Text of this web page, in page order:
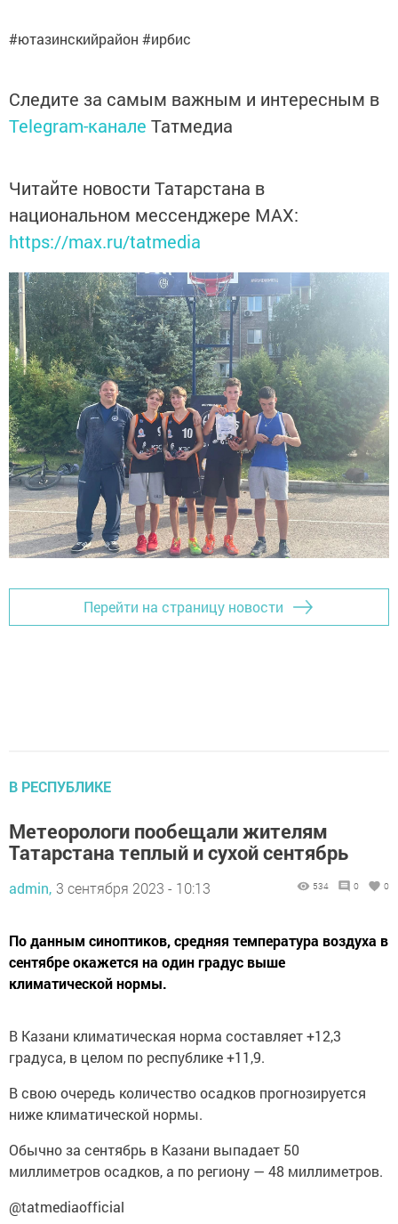
#ютазинскийрайон #ирбис
Следите за самым важным и интересным в
Telegram-канале Татмедиа
Читайте новости Татарстана в
национальном мессенджере MАХ:
https://max.ru/tatmedia
Перейти на страницу новости
В РЕСПУБЛИКЕ
Метеорологи пообещали жителям
Татарстана теплый и сухой сентябрь
admin, 3 сентября 2023 - 10:13 534 0 0
По данным синоптиков, средняя температура воздуха в
сентябре окажется на один градус выше
климатической нормы.
В Казани климатическая норма составляет +12,3
градуса, в целом по республике +11,9.
В свою очередь количество осадков прогнозируется
ниже климатической нормы.
Обычно за сентябрь в Казани выпадает 50
миллиметров осадков, а по региону — 48 миллиметров.
@tatmediaofficial